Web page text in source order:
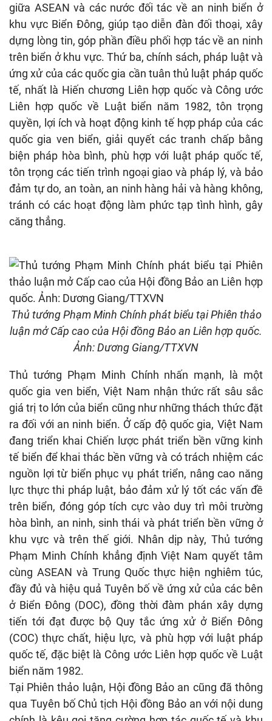
giữa ASEAN và các nước đối tác về an ninh biển ở
khu vực Biển Đông, giúp tạo diễn đàn đối thoại, xây
dựng lòng tin, góp phần điều phối hợp tác về an ninh
trên biển ở khu vực. Thứ ba, chính sách, pháp luật và
ứng xử của các quốc gia cần tuân thủ luật pháp quốc
tế, nhất là Hiến chương Liên hợp quốc và Công ước
Liên hợp quốc về Luật biển năm 1982, tôn trọng
quyền, lợi ích và hoạt động kinh tế hợp pháp của các
quốc gia ven biển, giải quyết các tranh chấp bằng
biện pháp hòa bình, phù hợp với luật pháp quốc tế,
tôn trọng các tiến trình ngoại giao và pháp lý, và bảo
đảm tự do, an toàn, an ninh hàng hải và hàng không,
tránh có các hoạt động làm phức tạp tình hình, gây
căng thẳng.
Thủ tướng Phạm Minh Chính phát biểu tại Phiên thảo
luận mở Cấp cao của Hội đồng Bảo an Liên hợp quốc.
Ảnh: Dương Giang/TTXVN
Thủ tướng Phạm Minh Chính nhấn mạnh, là một
quốc gia ven biển, Việt Nam nhận thức rất sâu sắc
giá trị to lớn của biển cũng như những thách thức đặt
ra đối với an ninh biển. Ở cấp độ quốc gia, Việt Nam
đang triển khai Chiến lược phát triển bền vững kinh
tế biển để khai thác bền vững và có trách nhiệm các
nguồn lợi từ biển phục vụ phát triển, nâng cao năng
lực thực thi pháp luật, bảo đảm xử lý tốt các vấn đề
trên biển, đóng góp tích cực vào duy trì môi trường
hòa bình, an ninh, sinh thái và phát triển bền vững ở
khu vực và trên thế giới. Nhân dịp này, Thủ tướng
Phạm Minh Chính khẳng định Việt Nam quyết tâm
cùng ASEAN và Trung Quốc thực hiện nghiêm túc,
đầy đủ và hiệu quả Tuyên bố về ứng xử của các bên
ở Biển Đông (DOC), đồng thời đàm phán xây dựng
tiến tới đạt được bộ Quy tắc ứng xử ở Biển Đông
(COC) thực chất, hiệu lực, và phù hợp với luật pháp
quốc tế, đặc biệt là Công ước Liên hợp quốc về Luật
biển năm 1982.
Tại Phiên thảo luận, Hội đồng Bảo an cũng đã thông
qua Tuyên bố Chủ tịch Hội đồng Bảo an với nội dung